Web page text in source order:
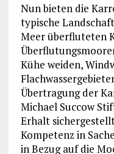
Nun bieten die
typische
Meer überfluteten
Kühe weiden,
Übertragung der
Michael Succow
Erhalt
Kompetenz in
in Bezug auf die